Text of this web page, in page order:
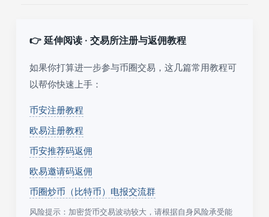
👉 延伸阅读 · 交易所注册与返佣教程
如果你打算进一步参与币圈交易，这几篇常用教程可
以帮你快速上手：
币安注册教程
欧易注册教程
币安推荐码返佣
欧易邀请码返佣
币圈炒币（比特币）电报交流群
风险提示：加密货币交易波动较大，请根据自身风险承受能